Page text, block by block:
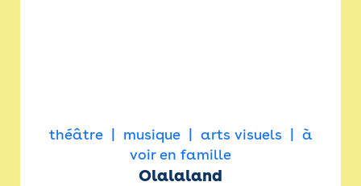
théâtre musique arts visuels
à
voir en famille
Olalaland